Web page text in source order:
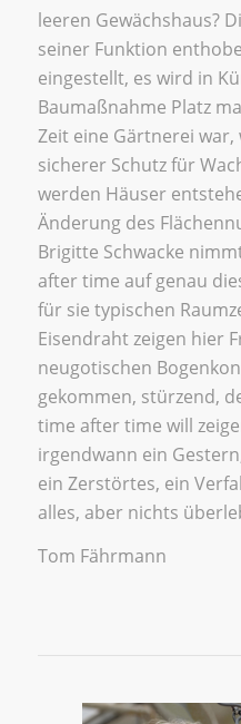
leeren Gewächshaus?
seiner Funktion
eingestellt, es wird in
Baumaßnahme Platz
Zeit eine Gärtnerei war,
sicherer Schutz für
werden Häuser
Änderung des
Brigitte Schwacke
after time auf genau
für sie typischen
Eisendraht zeigen hier
neugotischen
gekommen, stürzend,
time after time will
irgendwann ein
ein Zerstörtes, ein
alles, aber nichts
Tom Fährmann